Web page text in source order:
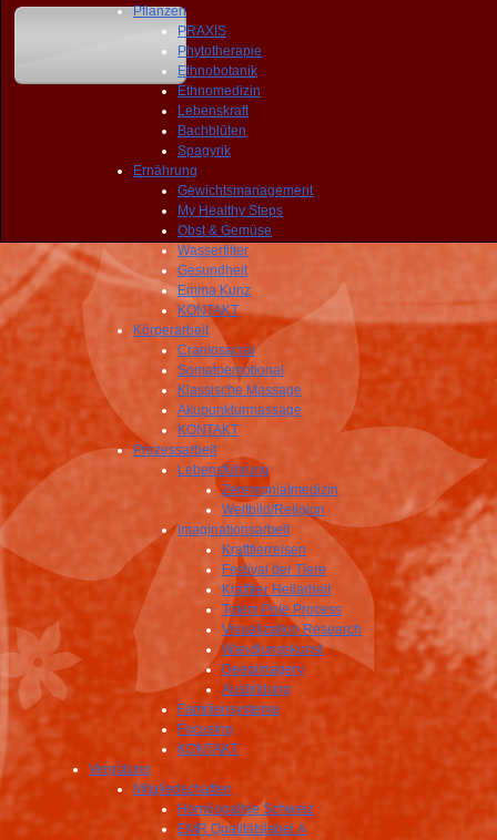
Pflanzen
PRAXIS
Phytotherapie
Ethnobotanik
Ethnomedizin
Lebenskraft
Bachblüten
Spagyrik
Ernährung
Gewichtsmanagement
My Healthy Steps
Obst & Gemüse
Wasserfilter
Gesundheit
Emma Kunz
KONTAKT
Körperarbeit
Craniosacral
Somatoemotional
Klassische Massage
Akupunkturmassage
KONTAKT
Prozessarbeit
Lebensführung
Zeremonialmedizin
Weltbild/Religion
Imaginationsarbeit
Krafttierreisen
Festival der Tiere
Krafttier Heilarbeit
Totem Pole Process
Visualization Research
Wandlungskunst
Deepimagery
Ausbildung
Familiensysteme
Focusing
KONTAKT
Vergütung
Mitgliedschaften
Homöopathie Schweiz
EMR Qualitätslabel A